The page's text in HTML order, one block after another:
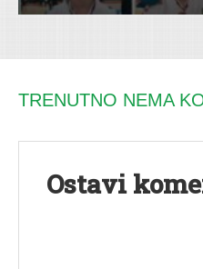
TRENUTNO NEMA
Ostavi